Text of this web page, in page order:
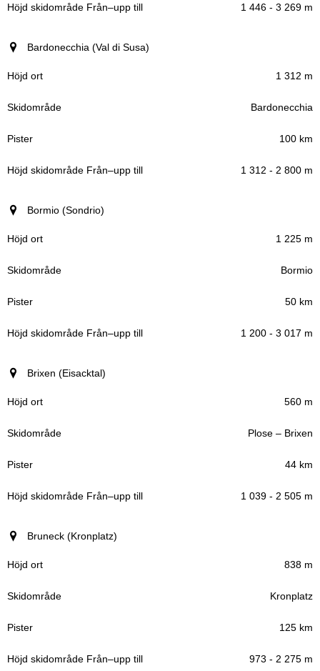
1 446 - 3 269 m
Bardonecchia (Val di Susa)
1 312 m
Bardonecchia
100 km
1 312 - 2 800 m
Bormio (Sondrio)
1 225 m
Bormio
50 km
1 200 - 3 017 m
Brixen (Eisacktal)
560 m
Plose – Brixen
44 km
1 039 - 2 505 m
Bruneck (Kronplatz)
838 m
Kronplatz
125 km
973 - 2 275 m